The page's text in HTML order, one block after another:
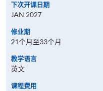
下次开课日期
JAN 2027
修业期
21个月至33个月
教学语言
英文
课程费用